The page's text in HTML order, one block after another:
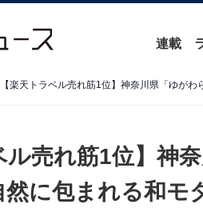
連載
ル売れ筋1位】神
然に包まれる和モ